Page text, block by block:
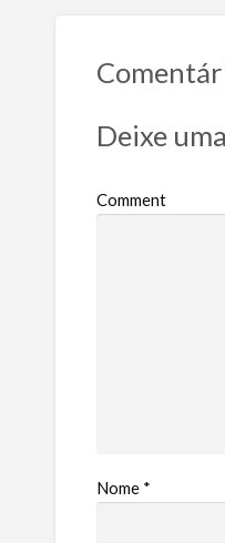
Deixe
Comment
Nome *